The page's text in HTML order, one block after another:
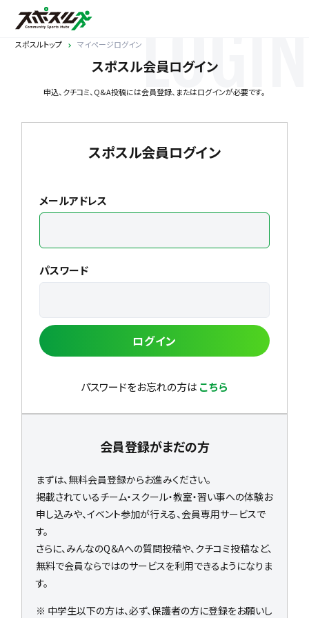
スポスルトップ マイページログイン
スポスル会員ログイン
申込、クチコミ、Q&A投稿には会員登録、またはログインが必要です。
LOGIN
スポスル会員ログイン
メールアドレス
パスワード
ログイン
パスワードをお忘れの方は こちら
会員登録がまだの方
まずは、無料会員登録からお進みください。
掲載されているチーム・スクール・教室・習い事への体験お
申し込みや、イベント参加が行える、会員専用サービスで
す。
さらに、みんなのQ＆Aへの質問投稿や、クチコミ投稿など、
無料で会員ならではのサービスを利用できるようになりま
す。
※ 中学生以下の方は、必ず、保護者の方に登録をお願いし